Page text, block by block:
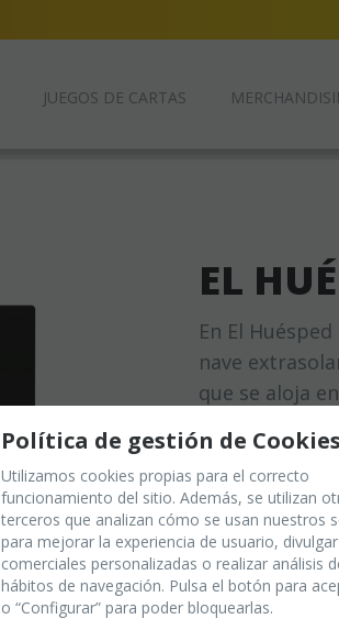
JUEGOS DE CARTAS
EL
En El
nave
que se aloja
voluntad. Un
cada
infectados
serán
secretas de
Política de gestión de Cookies
Utilizamos cookies propias para el correcto
funcionamiento del sitio. Además, se utilizan
terceros que analizan cómo se usan nuestros
para mejorar la experiencia de usuario,
comerciales personalizadas o realizar análisis
hábitos de navegación. Pulsa el botón para
o “Configurar” para poder bloquearlas.